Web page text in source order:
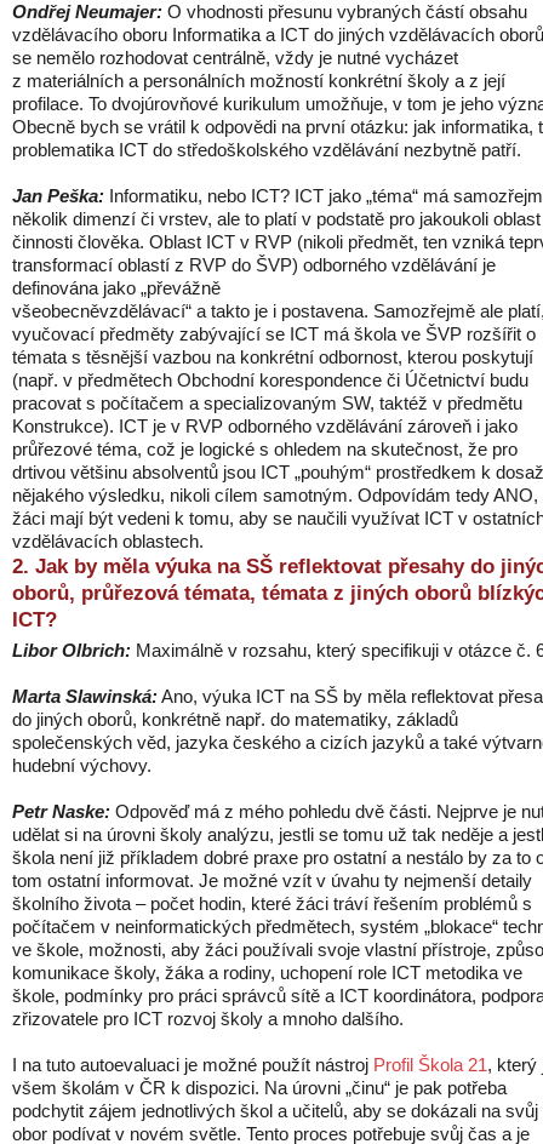
Ondřej Neumajer: O vhodnosti přesunu vybraných částí obsahu
vzdělávacího oboru Informatika a ICT do jiných vzdělávacích
se nemělo rozhodovat centrálně, vždy je nutné vycházet
z materiálních a personálních možností konkrétní školy a z její
profilace. To dvojúrovňové kurikulum umožňuje, v tom je jeho
Obecně bych se vrátil k odpovědi na první otázku: jak informatika,
problematika ICT do středoškolského vzdělávání nezbytně patří.
Jan Peška: Informatiku, nebo ICT? ICT jako „téma“ má
několik dimenzí či vrstev, ale to platí v podstatě pro jakoukoli oblast
činnosti člověka. Oblast ICT v RVP (nikoli předmět, ten vzniká
transformací oblastí z RVP do ŠVP) odborného vzdělávání je
definována jako „převážně
všeobecněvzdělávací“ a takto je i postavena. Samozřejmě ale
vyučovací předměty zabývající se ICT má škola ve ŠVP rozšířit o
témata s těsnější vazbou na konkrétní odbornost, kterou poskytují
(např. v předmětech Obchodní korespondence či Účetnictví budu
pracovat s počítačem a specializovaným SW, taktéž v předmětu
Konstrukce). ICT je v RVP odborného vzdělávání zároveň i jako
průřezové téma, což je logické s ohledem na skutečnost, že pro
drtivou většinu absolventů jsou ICT „pouhým“ prostředkem k
nějakého výsledku, nikoli cílem samotným. Odpovídám tedy ANO,
žáci mají být vedeni k tomu, aby se naučili využívat ICT v
vzdělávacích oblastech.
2. Jak by měla výuka na SŠ reflektovat přesahy do
oborů, průřezová témata, témata z jiných oborů
ICT?
Libor Olbrich: Maximálně v rozsahu, který specifikuji v otázce č.
Marta Slawinská:Ano, výuka ICT na SŠ by měla reflektovat
do jiných oborů, konkrétně např. do matematiky, základů
společenských věd, jazyka českého a cizích jazyků a také
hudební výchovy.
Petr Naske: Odpověď má z mého pohledu dvě části. Nejprve je
udělat si na úrovni školy analýzu, jestli se tomu už tak neděje a
škola není již příkladem dobré praxe pro ostatní a nestálo by za to
tom ostatní informovat. Je možné vzít v úvahu ty nejmenší detaily
školního života – počet hodin, které žáci tráví řešením problémů s
počítačem v neinformatických předmětech, systém „blokace“
ve škole, možnosti, aby žáci používali svoje vlastní přístroje,
komunikace školy, žáka a rodiny, uchopení role ICT metodika ve
škole, podmínky pro práci správců sítě a ICT koordinátora,
zřizovatele pro ICT rozvoj školy a mnoho dalšího.
I na tuto autoevaluaci je možné použít nástroj Profil Škola 21, který
všem školám v ČR k dispozici. Na úrovni „činu“ je pak potřeba
podchytit zájem jednotlivých škol a učitelů, aby se dokázali na svůj
obor podívat v novém světle. Tento proces potřebuje svůj čas a je